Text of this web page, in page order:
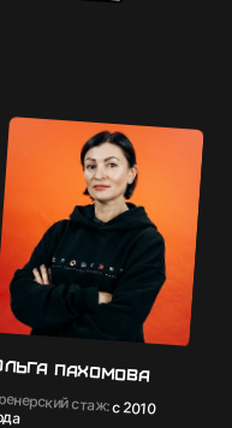
Пахомова
стаж:с 2010